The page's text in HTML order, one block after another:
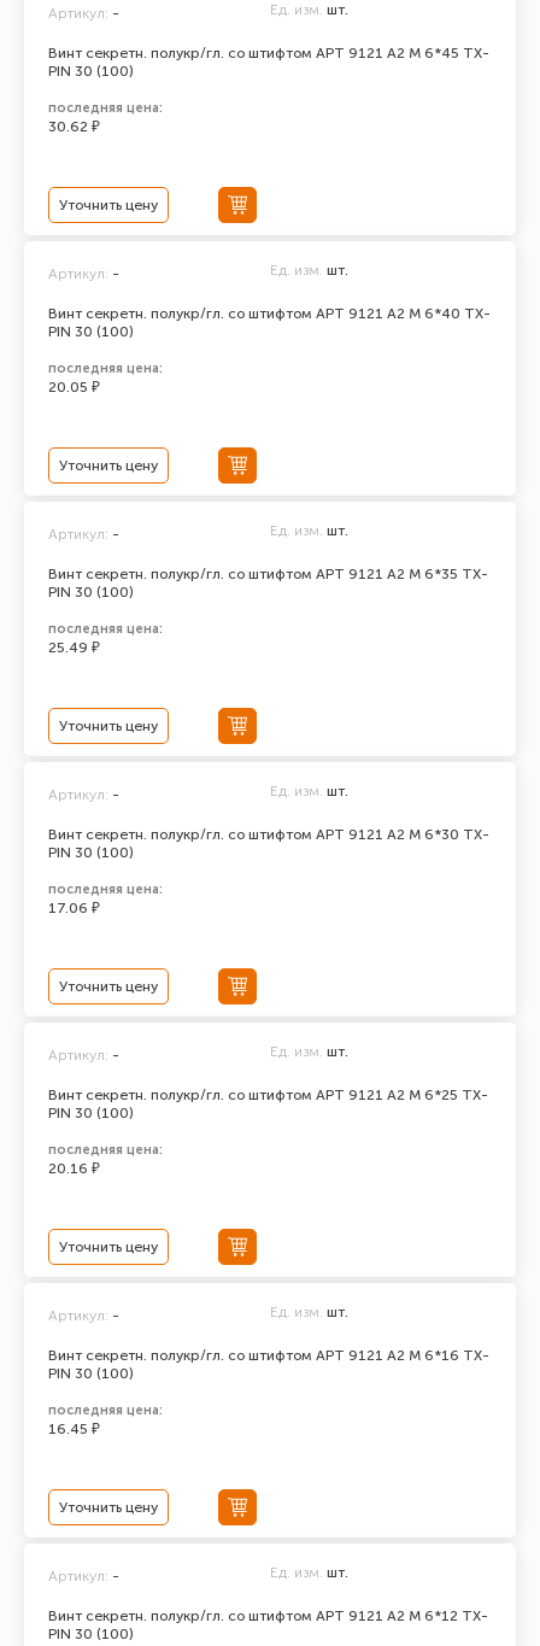
Винт секретн. полукр/гл. со штифтом АРТ 9121 А2 M 6*45 TX-
PIN 30 (100)
Артикул: - Ед. изм. шт.
последняя цена:
30.62 ₽
Уточнить цену
Винт секретн. полукр/гл. со штифтом АРТ 9121 А2 M 6*40 TX-
PIN 30 (100)
Артикул: - Ед. изм. шт.
последняя цена:
20.05 ₽
Уточнить цену
Винт секретн. полукр/гл. со штифтом АРТ 9121 А2 M 6*35 TX-
PIN 30 (100)
Артикул: - Ед. изм. шт.
последняя цена:
25.49 ₽
Уточнить цену
Винт секретн. полукр/гл. со штифтом АРТ 9121 А2 M 6*30 TX-
PIN 30 (100)
Артикул: - Ед. изм. шт.
последняя цена:
17.06 ₽
Уточнить цену
Винт секретн. полукр/гл. со штифтом АРТ 9121 А2 M 6*25 TX-
PIN 30 (100)
Артикул: - Ед. изм. шт.
последняя цена:
20.16 ₽
Уточнить цену
Винт секретн. полукр/гл. со штифтом АРТ 9121 А2 M 6*16 TX-
PIN 30 (100)
Артикул: - Ед. изм. шт.
последняя цена:
16.45 ₽
Уточнить цену
Винт секретн. полукр/гл. со штифтом АРТ 9121 А2 M 6*12 TX-
PIN 30 (100)
Артикул: - Ед. изм. шт.